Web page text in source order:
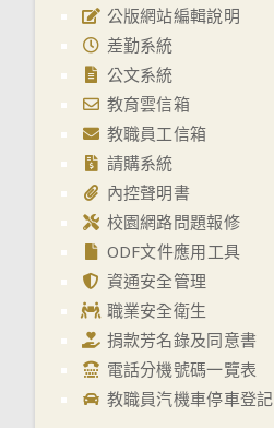
公版網站編輯說明
差勤系統
公文系統
教育雲信箱
教職員工信箱
請購系統
內控聲明書
校園網路問題報修
ODF文件應用工具
資通安全管理
職業安全衛生
捐款芳名錄及同意書
電話分機號碼一覽表
教職員汽機車停車登記